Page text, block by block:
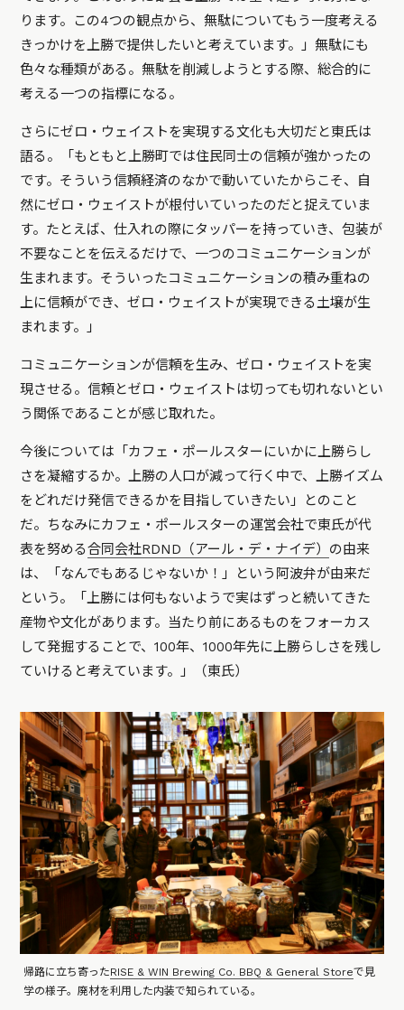
ります。この4つの観点から、無駄についてもう一度考える
きっかけを上勝で提供したいと考えています。」無駄にも
色々な種類がある。無駄を削減しようとする際、総合的に
考える一つの指標になる。
さらにゼロ・ウェイストを実現する文化も大切だと東氏は
語る。「もともと上勝町では住民同士の信頼が強かったの
です。そういう信頼経済のなかで動いていたからこそ、自
然にゼロ・ウェイストが根付いていったのだと捉えていま
す。たとえば、仕入れの際にタッパーを持っていき、包装が
不要なことを伝えるだけで、一つのコミュニケーションが
生まれます。そういったコミュニケーションの積み重ねの
上に信頼ができ、ゼロ・ウェイストが実現できる土壌が生
まれます。」
コミュニケーションが信頼を生み、ゼロ・ウェイストを実
現させる。信頼とゼロ・ウェイストは切っても切れないとい
う関係であることが感じ取れた。
今後については「カフェ・ポールスターにいかに上勝らし
さを凝縮するか。上勝の人口が減って行く中で、上勝イズム
をどれだけ発信できるかを目指していきたい」とのこと
だ。ちなみにカフェ・ポールスターの運営会社で東氏が代
表を努める合同会社RDND（アール・デ・ナイデ） の由来
は、「なんでもあるじゃないか！」という阿波弁が由来だ
という。「上勝には何もないようで実はずっと続いてきた
産物や文化があります。当たり前にあるものをフォーカス
して発掘することで、100年、1000年先に上勝らしさを残し
ていけると考えています。」（東氏）
帰路に立ち寄ったRISE & WIN Brewing Co. BBQ & General Storeで見
学の様子。廃材を利用した内装で知られている。